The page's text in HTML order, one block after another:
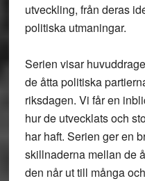
utveckling, från deras
politiska utmaningar.
Serien visar
de åtta politiska
riksdagen. Vi får en
hur de utvecklats och
har haft. Serien ger en
skillnaderna mellan de
den når ut till många